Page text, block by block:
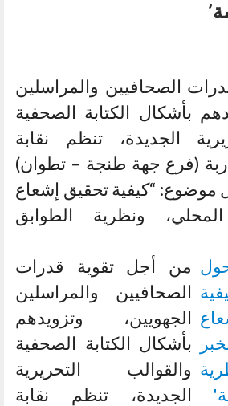
الصحافيين والمراسلين
بأشكال الكتابة الصحفية
الجديدة، تنظم نقابة
(فرع جهة طنجة – تطوان)
موضوع: “كيفية تحقيق إشعاع
ونظرية الطوابق
من أجل تقوية قدرات
الصحافيين والمراسلين
الجهويين، وتزويدهم
بأشكال الكتابة الصحفية
والقوالب التحريرية
الجديدة، تنظم نقابة